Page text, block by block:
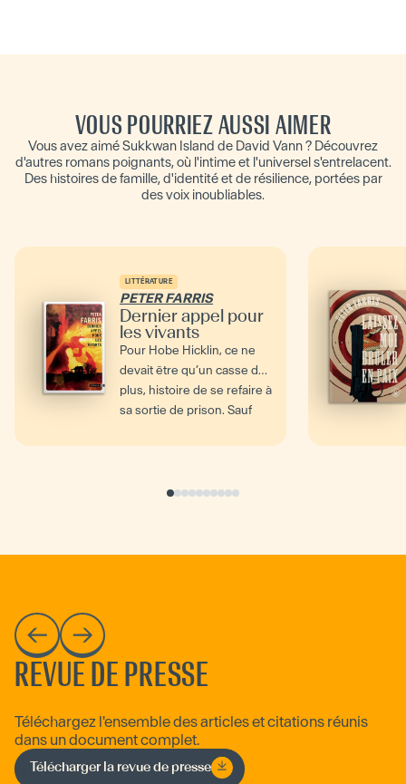
VOUS POURRIEZ AUSSI AIMER
Vous avez aimé Sukkwan Island de David Vann ? Découvrez
d'autres romans poignants, où l'intime et l'universel s'entrelacent.
Des histoires de famille, d'identité et de résilience, portées par
des voix inoubliables.
LITTÉRATURE
PETER FARRIS
Dernier appel pour
les vivants
Pour Hobe Hicklin, ce ne
devait être qu’un casse de
plus, histoire de se refaire à
sa sortie de prison. Sauf
REVUE DE PRESSE
Téléchargez l'ensemble des articles et citations réunis
dans un document complet.
Télécharger la revue de presse